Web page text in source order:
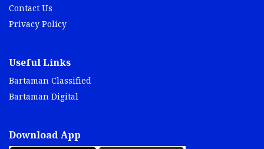
Contact Us
Privacy Policy
Useful Links
Bartaman Classified
Bartaman Digital
Download App